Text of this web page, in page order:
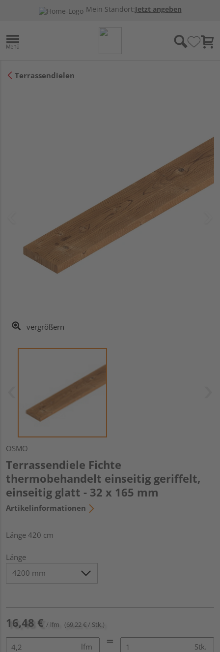
Mein Standort:Jetzt angeben
Terrassendielen
vergrößern
OSMO
Terrassendiele Fichte
thermobehandelt einseitig geriffelt,
einseitig glatt - 32 x 165 mm
Artikelinformationen
Länge 420 cm
Länge
16,48 € / lfm (69,22 € / Stk.)
lfm Stk.